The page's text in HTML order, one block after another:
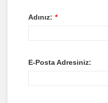
Adınız: *
E-Posta Adresiniz: